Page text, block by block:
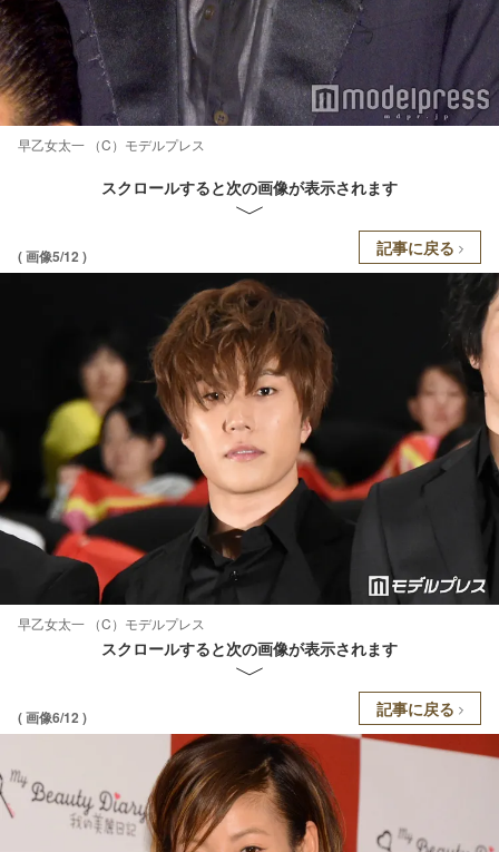
早乙女太一 （C）モデルプレス
スクロールすると次の画像が表示されます
( 画像5/12 ) 記事に戻る
早乙女太一 （C）モデルプレス
スクロールすると次の画像が表示されます
( 画像6/12 ) 記事に戻る